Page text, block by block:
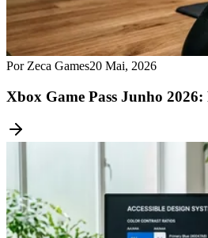
Por Zeca Games20 Mai, 2026
Xbox Game Pass Junho 2026: